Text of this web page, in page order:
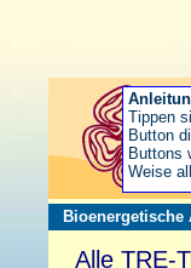
Bioenergetische
Alle TRE-
Tippen
Button
Buttons
Weise